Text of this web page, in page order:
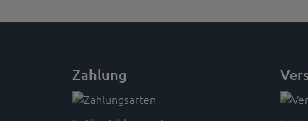
Zahlung